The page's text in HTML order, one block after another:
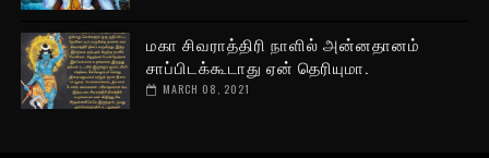
மகா சிவராத்திரி நாளில் அன்னதானம்
சாப்பிடக்கூடாது ஏன் தெரியுமா.
MARCH 08, 2021